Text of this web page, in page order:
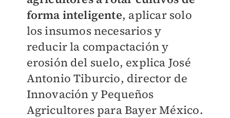
forma inteligente, aplicar solo
los insumos necesarios y
reducir la compactación y
erosión del suelo, explica José
Antonio Tiburcio, director de
Innovación y Pequeños
Agricultores para Bayer México.